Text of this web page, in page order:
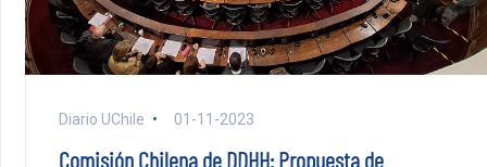
Diario UChile 01-11-2023
Comisión Chilena de DDHH: Propuesta de